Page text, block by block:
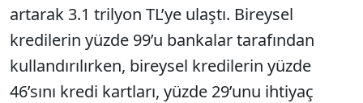
artarak 3.1 trilyon TL’ye ulaştı. Bireysel
kredilerin yüzde 99’u bankalar tarafından
kullandırılırken, bireysel kredilerin yüzde
46’sını kredi kartları, yüzde 29’unu ihtiyaç